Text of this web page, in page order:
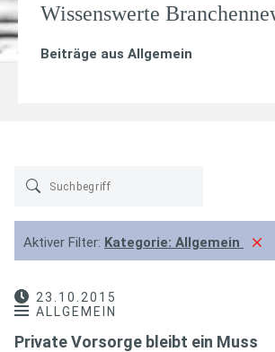
Wissenswerte
Beiträge aus Allgemein
Aktiver Filter: Kategorie: Allgemein
23.10.2015
ALLGEMEIN
Private Vorsorge bleibt ein Muss